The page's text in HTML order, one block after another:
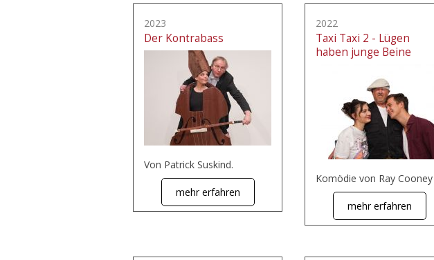
2023
Der Kontrabass
Von Patrick Suskind.
mehr erfahren
2022
Taxi Taxi 2 - Lügen
haben junge Beine
Komödie von Ray Cooney
mehr erfahren